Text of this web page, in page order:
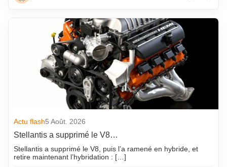
Actu flash5 Août. 2026
Stellantis a supprimé le V8…
Stellantis a supprimé le V8, puis l’a ramené en hybride, et
retire maintenant l’hybridation : […]